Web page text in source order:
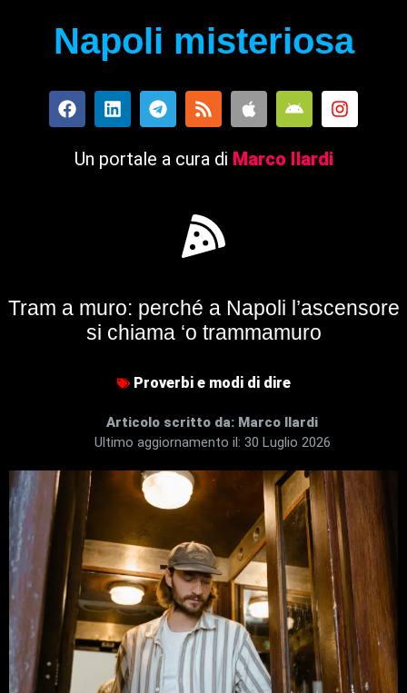
Napoli misteriosa
Un portale a cura di Marco Ilardi
Tram a muro: perché a Napoli l’ascensore
si chiama ‘o trammamuro
Proverbi e modi di dire
Articolo scritto da: Marco Ilardi
Ultimo aggiornamento il: 30 Luglio 2026